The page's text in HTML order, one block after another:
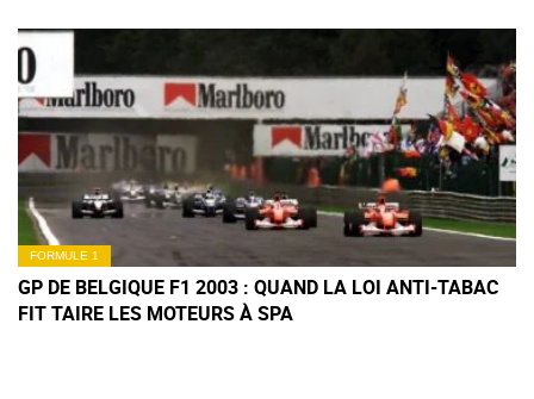
FORMULE 1
GP DE BELGIQUE F1 2003 : QUAND LA LOI ANTI-TABAC
FIT TAIRE LES MOTEURS À SPA